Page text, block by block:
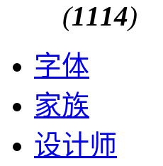
(1114)
字体
家族
设计师